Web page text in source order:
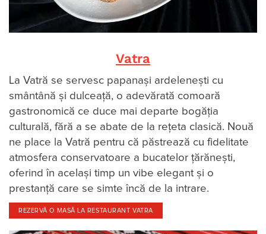
Vatra
La Vatră se servesc papanaşi ardeleneşti cu
smântână şi dulceaţă, o adevărată comoară
gastronomică ce duce mai departe bogăţia
culturală, fără a se abate de la reţeta clasică. Nouă
ne place la Vatră pentru că păstrează cu fidelitate
atmosfera conservatoare a bucatelor ţărăneşti,
oferind în acelaşi timp un vibe elegant şi o
prestanţă care se simte încă de la intrare.
REZERVĂ O MASĂ LA RESTAURANT VATRA